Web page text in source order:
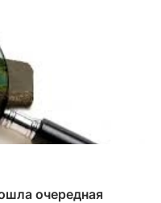
очередная